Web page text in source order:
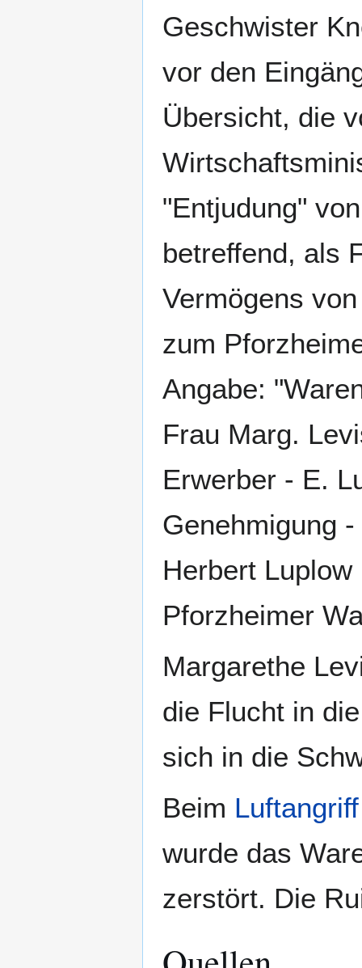
Geschwister
vor den
Übersicht, die
"Entjudung"
betreffend, als
Vermögens
zum
Angabe:
Frau Marg.
Erwerber - E.
Genehmigung
Herbert
Pforzheimer
Margarethe
die Flucht in
sich in die
Beim
wurde das
zerstört. Die